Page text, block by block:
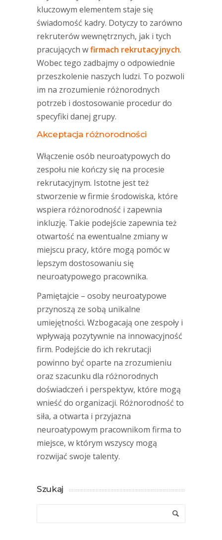
kluczowym elementem staje się
świadomość kadry. Dotyczy to zarówno
rekruterów wewnętrznych, jak i tych
pracujących wfirmach rekrutacyjnych.
Wobec tego zadbajmy o odpowiednie
przeszkolenie naszych ludzi. To pozwoli
im na zrozumienie różnorodnych
potrzeb i dostosowanie procedur do
specyfiki danej grupy.
Akceptacja różnorodności
Włączenie osób neuroatypowych do
zespołu nie kończy się na procesie
rekrutacyjnym. Istotne jest też
stworzenie w firmie środowiska, które
wspiera różnorodność i zapewnia
inkluzję. Takie podejście zapewnia też
otwartość na ewentualne zmiany w
miejscu pracy, które mogą pomóc w
lepszym dostosowaniu się
neuroatypowego pracownika.
Pamiętajcie – osoby neuroatypowe
przynoszą ze sobą unikalne
umiejętności. Wzbogacają one zespoły i
wpływają pozytywnie na innowacyjność
firm. Podejście do ich rekrutacji
powinno być oparte na zrozumieniu
oraz szacunku dla różnorodnych
doświadczeń i perspektyw, które mogą
wnieść do organizacji. Różnorodność to
siła, a otwarta i przyjazna
neuroatypowym pracownikom firma to
miejsce, w którym wszyscy mogą
rozwijać swoje talenty.
Szukaj